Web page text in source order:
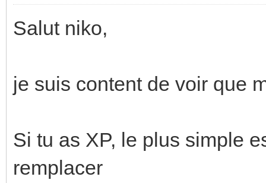
Salut niko,
je suis content de voir que
Si tu as XP, le plus simple
remplacer